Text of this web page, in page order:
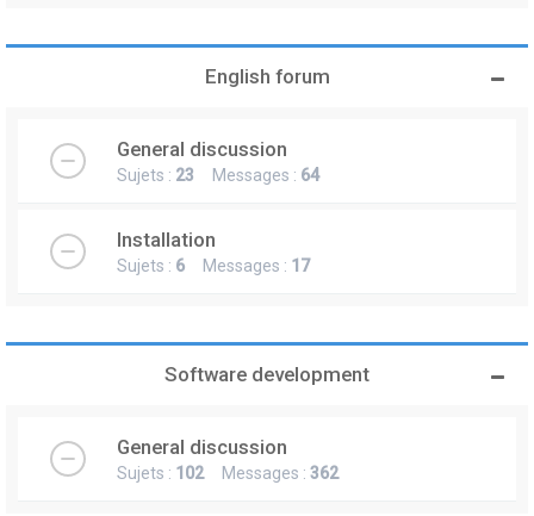
English forum
General discussion
Sujets : 23 Messages : 64
Installation
Sujets : 6 Messages : 17
Software development
General discussion
Sujets : 102Messages : 362